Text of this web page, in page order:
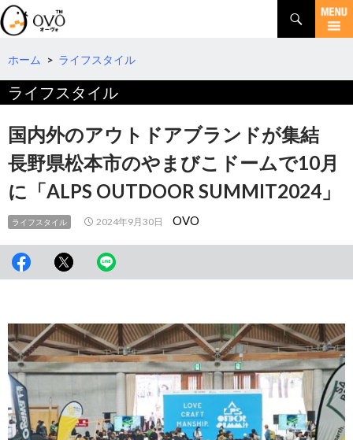
検
索
コ
テ
ツ
へ
移
動
ホーム > ライフスタイル
ライフスタイル
国内外のアウトドアブランドが集結
長野県松本市のやまびこドームで10月
に「ALPS OUTDOOR SUMMIT2024」
ライフスタイル 2024年9月30日 OVO